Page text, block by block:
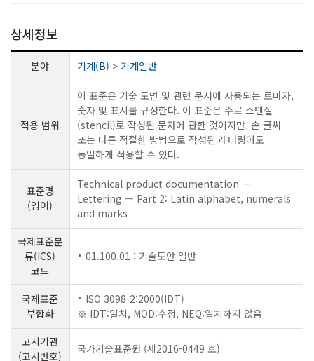
상세정보
분야 기계(B) > 기계일반
적용 범위
이 표준은 기술 도면 및 관련 문서에 사용되는 로마자,
숫자 및 표시를 규정한다. 이 표준은 주로 스텐실
(stencil)로 작성된 문자에 관한 것이지만, 손 글씨
또는 다른 적절한 방법으로 작성된 레터링에도
동일하게 적용할 수 있다.
표준명
(영어)
Technical product documentation —
Lettering — Part 2: Latin alphabet, numerals
and marks
국제표준분
류(ICS)
코드
01.100.01 : 기술도안 일반
국제표준
부합화
ISO 3098-2:2000(IDT)
※ IDT:일치, MOD:수정, NEQ:일치하지 않음
고시기관
(고시번호)
국가기술표준원 (제2016-0449 호)